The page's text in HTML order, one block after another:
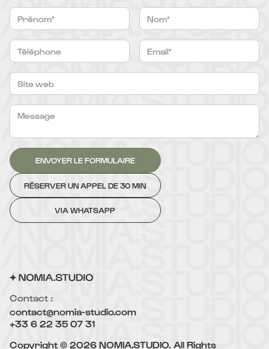
RÉSERVER UN APPEL DE 30 MIN
VIA WHATSAPP
Contact :
contact@nomia-studio.com
+33 6 22 35 07 31
Copyright © 2026 NOMIA.STUDIO. All Rights